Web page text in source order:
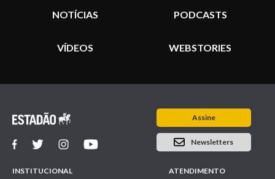
NOTÍCIAS PODCASTS
VÍDEOS WEBSTORIES
INSTITUCIONAL ATENDIMENTO
Assine
Newsletters